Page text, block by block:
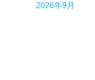
2026年9月